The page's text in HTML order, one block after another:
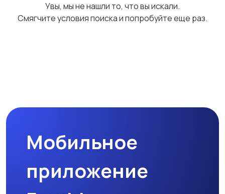
Футболки и поло Штаны и шорты
Увы, мы не нашли то, что вы искали.
Смягчите условия поиска и попробуйте еще раз.
Мобильное
приложение